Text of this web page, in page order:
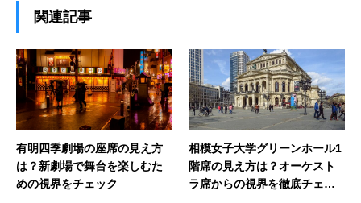
関連記事
有明四季劇場の座席の見え方
は？新劇場で舞台を楽しむた
めの視界をチェック
相模女子大学グリーンホール1
階席の見え方は？オーケスト
ラ席からの視界を徹底チェッ